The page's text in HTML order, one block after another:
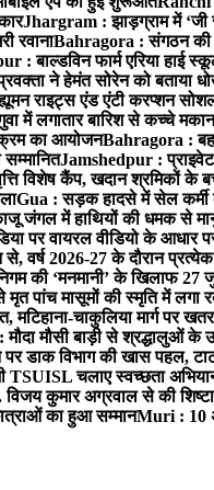
Jhargram : झाड़ग्राम में ‘जी
रवानाBahragora : संगठन की
: बाल्डविन फार्म एरिया हाई
ने हेमंत सोरेन को बताया
राइट्स एंड एंटी करप्शन
में लगातार बारिश से कच्चे
का आयोजनBahragora :
Jamshedpur :
विशेष कैंप, खदान श्रमिकों के
Gua : सड़क हादसे में सेल कर्मी
जंगल में हाथियों की धमक से
पर वायरल वीडियो के आधार
2026-27 के दौरान प्रत्येक
की ‘मनमानी’ के खिलाफ 27
पांच मासूमों की स्मृति में लगा
चाकुलिया मार्ग पर
मौसी बाड़ी से श्रद्धालुओं के
पर डाक विभाग की खास पहल,
चलाए स्वच्छता
कुमार अग्रवाल से की
का हुआ सम्मानMuri : 10